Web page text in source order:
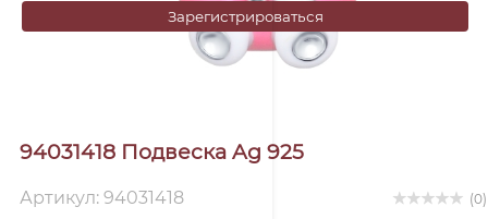
94031418 Подвеска Ag 925
Артикул: 94031418 (0)
Зарегистрироваться